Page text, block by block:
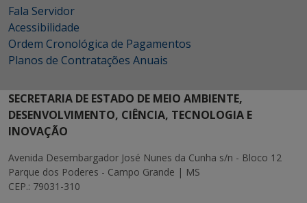
Fala Servidor
Acessibilidade
Ordem Cronológica de Pagamentos
Planos de Contratações Anuais
SECRETARIA DE ESTADO DE MEIO AMBIENTE,
DESENVOLVIMENTO, CIÊNCIA, TECNOLOGIA E
INOVAÇÃO
Avenida Desembargador José Nunes da Cunha s/n - Bloco 12
Parque dos Poderes - Campo Grande | MS
CEP.: 79031-310